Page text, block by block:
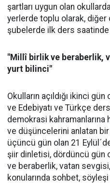
şartları uygun olan
yerlerde toplu olarak, diğer
şubelerde ilk ders saatinde
"Millî birlik ve beraberlik,
yurt bilinci"
Okulların açıldığı ikinci
ve Edebiyatı ve Türkçe
demokrasi
ve düşüncelerini anlatan bir
üçüncü gün olan 21
şiir dinletisi, dördüncü gün
ve beraberlik, vatan
konularında sohbet,